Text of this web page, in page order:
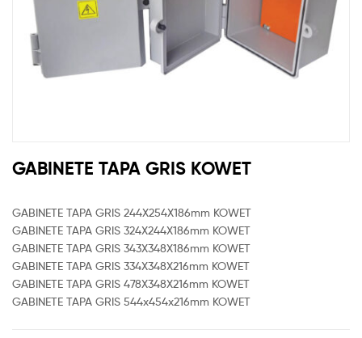
GABINETE TAPA GRIS KOWET
GABINETE TAPA GRIS 244X254X186mm KOWET
GABINETE TAPA GRIS 324X244X186mm KOWET
GABINETE TAPA GRIS 343X348X186mm KOWET
GABINETE TAPA GRIS 334X348X216mm KOWET
GABINETE TAPA GRIS 478X348X216mm KOWET
GABINETE TAPA GRIS 544x454x216mm KOWET